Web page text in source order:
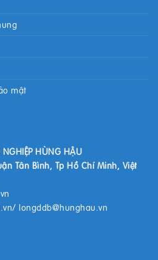
mật
HÙNG HẬU
Tân Bình, Tp Hồ Chí Minh, Việt
/ longddb@hunghau.vn